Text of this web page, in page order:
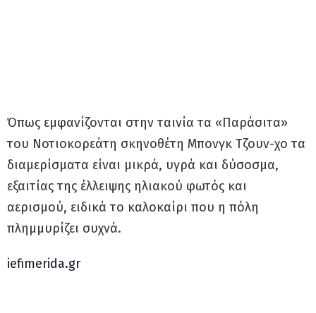
Όπως εμφανίζονται στην ταινία τα «Παράσιτα»
του Νοτιοκορεάτη σκηνοθέτη Μπονγκ Τζουν-χο τα
διαμερίσματα είναι μικρά, υγρά και δύσοσμα,
εξαιτίας της έλλειψης ηλιακού φωτός και
αερισμού, ειδικά το καλοκαίρι που η πόλη
πλημμυρίζει συχνά.
iefimerida.gr